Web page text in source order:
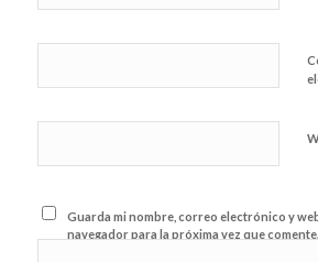
Guarda mi nombre, correo electrónico y
navegador para la próxima vez que comente.